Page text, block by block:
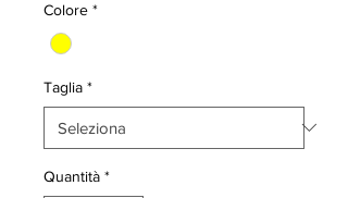
Colore *
Taglia *
Quantità *